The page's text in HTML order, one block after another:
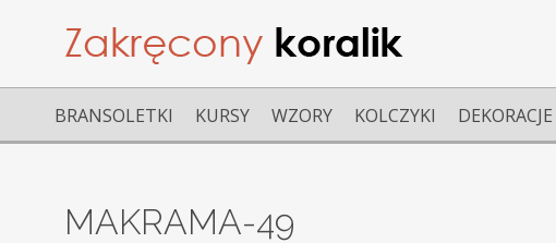
BRANSOLETKI KURSY WZORY KOLCZYKI DEKORACJE
MAKRAMA-49